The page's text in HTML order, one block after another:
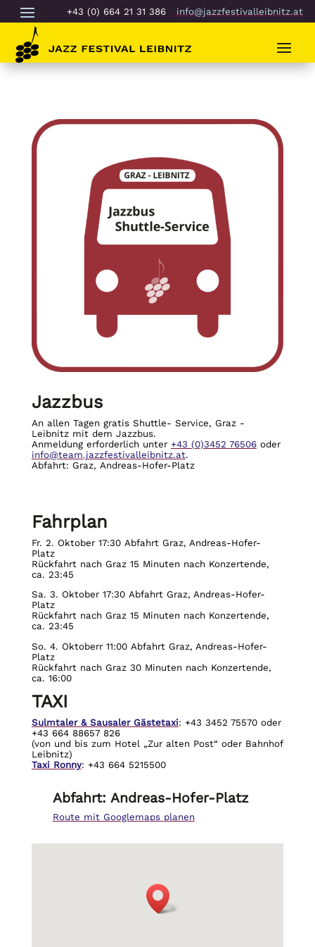
+43 (0) 664 21 31 386 info@jazzfestivalleibnitz.at
Jazzbus
An allen Tagen gratis Shuttle- Service, Graz -
Leibnitz mit dem Jazzbus.
Anmeldung erforderlich unter +43 (0)3452 76506oder
info@team.jazzfestivalleibnitz.at.
Abfahrt: Graz, Andreas-Hofer-Platz
Fahrplan
Fr. 2. Oktober 17:30 Abfahrt Graz, Andreas-Hofer-
Platz
Rückfahrt nach Graz 15 Minuten nach Konzertende,
ca. 23:45
Sa. 3. Oktober 17:30 Abfahrt Graz, Andreas-Hofer-
Platz
Rückfahrt nach Graz 15 Minuten nach Konzertende,
ca. 23:45
So. 4. Oktoberr 11:00 Abfahrt Graz, Andreas-Hofer-
Platz
Rückfahrt nach Graz 30 Minuten nach Konzertende,
ca. 16:00
TAXI
Sulmtaler & Sausaler Gästetaxi: +43 3452 75570 oder
+43 664 88657 826
(von und bis zum Hotel „Zur alten Post“ oder Bahnhof
Leibnitz)
Taxi Ronny: +43 664 5215500
Abfahrt: Andreas-Hofer-Platz
Route mit Googlemaps planen